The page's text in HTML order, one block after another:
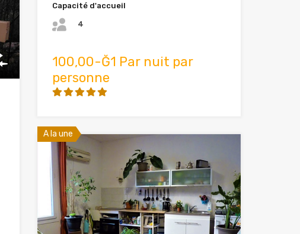
Capacité d'accueil
4
100,00-Ğ1 Par nuit par
personne
A la une